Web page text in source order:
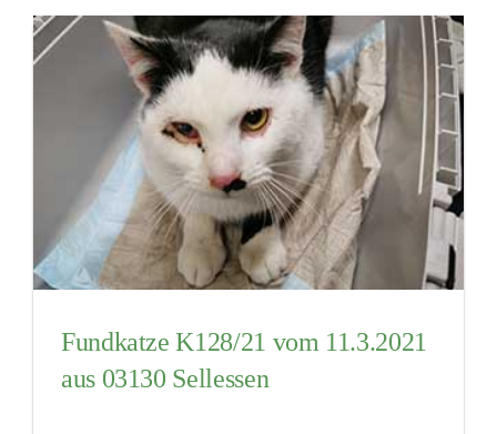
Fundkatze K128/21 vom 11.3.2021
aus 03130 Sellessen